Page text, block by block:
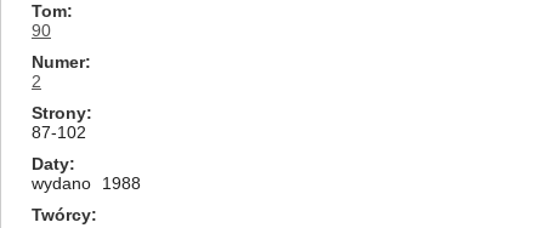
Tom
90
Numer
2
Strony
87-102
Daty
wydano
1988
Twórcy